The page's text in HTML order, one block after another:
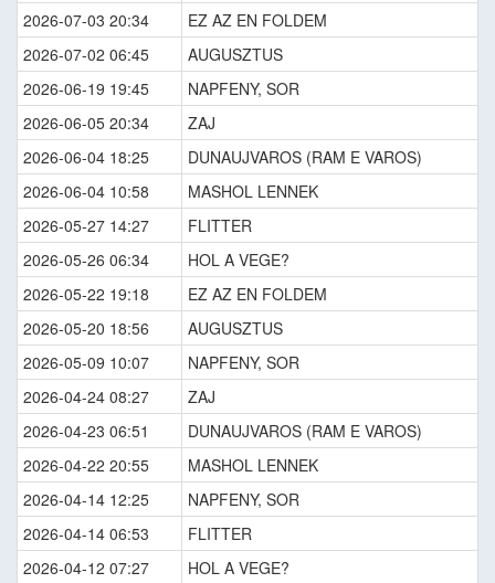
2026-07-03 20:34
EZ AZ EN FOLDEM
2026-07-02 06:45
AUGUSZTUS
2026-06-19 19:45
NAPFENY, SOR
2026-06-05 20:34
ZAJ
2026-06-04 18:25
DUNAUJVAROS (RAM E VAROS)
2026-06-04 10:58
MASHOL LENNEK
2026-05-27 14:27
FLITTER
2026-05-26 06:34
HOL A VEGE?
2026-05-22 19:18
EZ AZ EN FOLDEM
2026-05-20 18:56
AUGUSZTUS
2026-05-09 10:07
NAPFENY, SOR
2026-04-24 08:27
ZAJ
2026-04-23 06:51
DUNAUJVAROS (RAM E VAROS)
2026-04-22 20:55
MASHOL LENNEK
2026-04-14 12:25
NAPFENY, SOR
2026-04-14 06:53
FLITTER
2026-04-12 07:27
HOL A VEGE?